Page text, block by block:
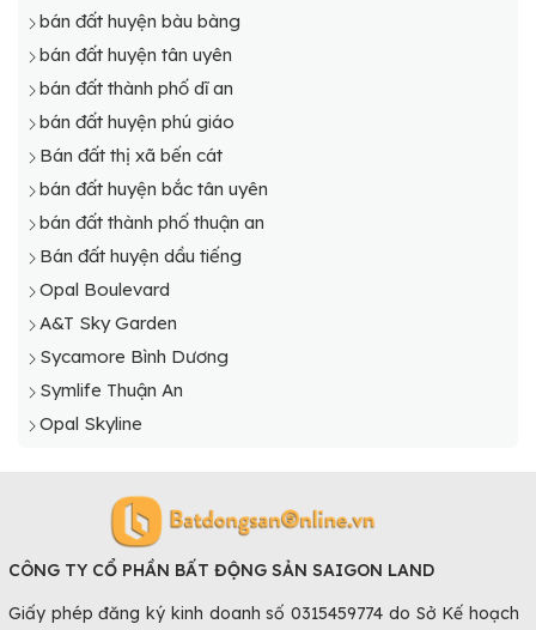
bán đất huyện bàu bàng
bán đất huyện tân uyên
bán đất thành phố dĩ an
bán đất huyện phú giáo
Bán đất thị xã bến cát
bán đất huyện bắc tân uyên
bán đất thành phố thuận an
Bán đất huyện dầu tiếng
Opal Boulevard
A&T Sky Garden
Sycamore Bình Dương
Symlife Thuận An
Opal Skyline
CÔNG TY CỔ PHẦN BẤT ĐỘNG SẢN SAIGON LAND
Giấy phép đăng ký kinh doanh số 0315459774 do Sở Kế hoạch